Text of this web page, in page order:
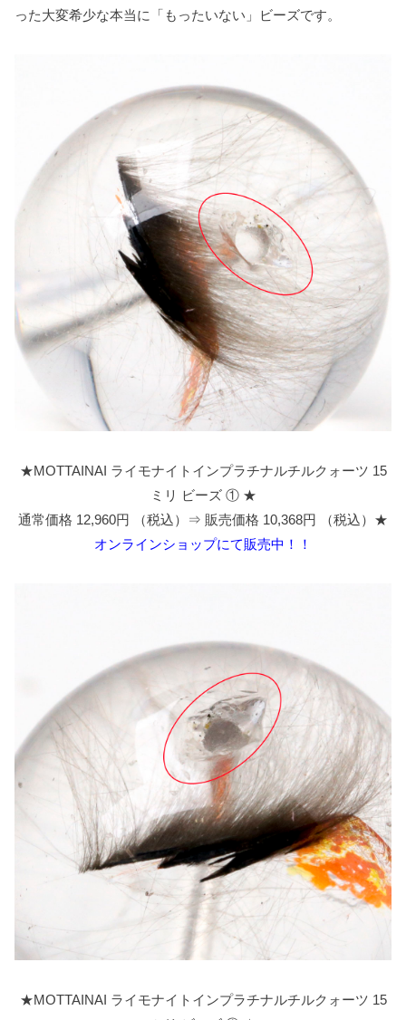
った大変希少な本当に「もったいない」ビーズです。
★MOTTAINAI ライモナイトインプラチナルチルクォーツ 15
ミリ ビーズ ① ★
通常価格 12,960円 （税込）⇒ 販売価格 10,368円 （税込）★
オンラインショップにて販売中！！
★MOTTAINAI ライモナイトインプラチナルチルクォーツ 15